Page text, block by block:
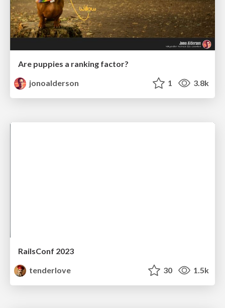
Are puppies a ranking factor?
jonoalderson
1 3.8k
RailsConf 2023
tenderlove
30 1.5k